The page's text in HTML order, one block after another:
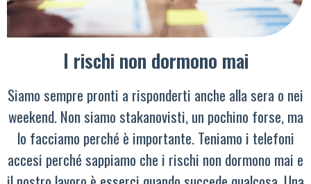
I rischi non dormono mai
Siamo sempre pronti a risponderti anche alla sera o nei
weekend. Non siamo stakanovisti, un pochino forse, ma
lo facciamo perché è importante. Teniamo i telefoni
accesi perché sappiamo che i rischi non dormono mai e